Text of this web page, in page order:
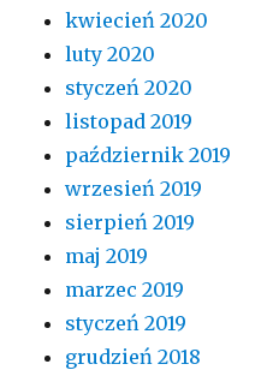
kwiecień 2020
luty 2020
styczeń 2020
listopad 2019
październik 2019
wrzesień 2019
sierpień 2019
maj 2019
marzec 2019
styczeń 2019
grudzień 2018